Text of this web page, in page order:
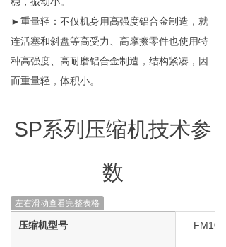
►重量轻：不仅机身用高强度铝合金制造，就
连活塞和斜盘等高受力、高摩擦零件也使用特
种高强度、高耐磨铝合金制造，结构紧凑，因
而重量轻，体积小。
SP系列 压缩机技术参
数
左右滑动查看完整表格
压缩机型号